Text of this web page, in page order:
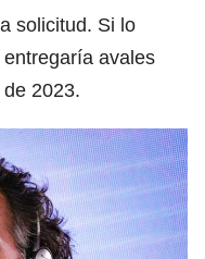
solicitud. Si lo
avales
2023.